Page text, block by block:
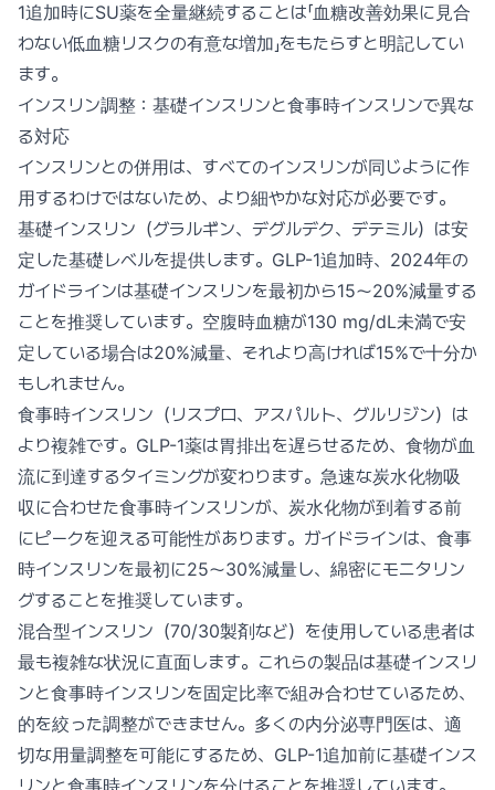
1追加時にSU薬を全量継続することは「血糖改善効果に見合
わない低血糖リスクの有意な増加」をもたらすと明記してい
ます。
インスリン調整：基礎インスリンと食事時インスリンで異な
る対応
インスリンとの併用は、すべてのインスリンが同じように作
用するわけではないため、より細やかな対応が必要です。
基礎インスリン（グラルギン、デグルデク、デテミル）は安
定した基礎レベルを提供します。GLP-1追加時、2024年の
ガイドラインは基礎インスリンを最初から15〜20%減量する
ことを推奨しています。空腹時血糖が130 mg/dL未満で安
定している場合は20%減量、それより高ければ15%で十分か
もしれません。
食事時インスリン（リスプロ、アスパルト、グルリジン）は
より複雑です。GLP-1薬は胃排出を遅らせるため、食物が血
流に到達するタイミングが変わります。急速な炭水化物吸
収に合わせた食事時インスリンが、炭水化物が到着する前
にピークを迎える可能性があります。ガイドラインは、食事
時インスリンを最初に25〜30%減量し、綿密にモニタリン
グすることを推奨しています。
混合型インスリン（70/30製剤など）を使用している患者は
最も複雑な状況に直面します。これらの製品は基礎インスリ
ンと食事時インスリンを固定比率で組み合わせているため、
的を絞った調整ができません。多くの内分泌専門医は、適
切な用量調整を可能にするため、GLP-1追加前に基礎インス
リンと食事時インスリンを分けることを推奨しています。